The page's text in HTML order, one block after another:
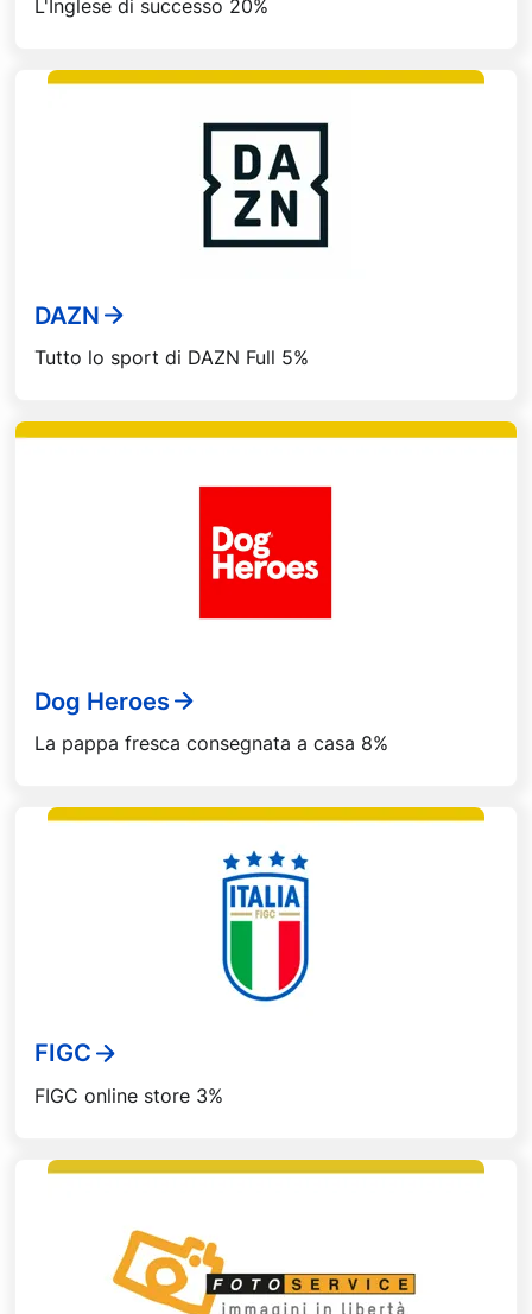
L'Inglese di successo 20%
DAZN
Tutto lo sport di DAZN Full 5%
Dog Heroes
La pappa fresca consegnata a casa 8%
FIGC
FIGC online store 3%